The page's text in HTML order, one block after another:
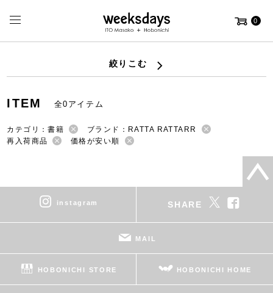
0
絞りこむ
ITEM 全0アイテム
カテゴリ：書籍
ブランド：RATTA RATTARR
再入荷商品
価格が安い順
instagram SHARE
MAIL
HOBONICHI STORE HOBONICHI HOME